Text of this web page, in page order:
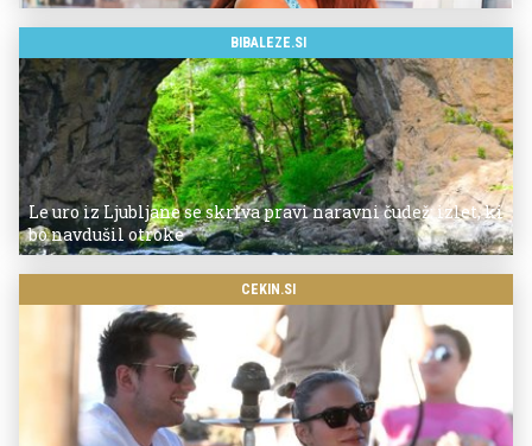
BIBALEZE.SI
Le uro iz Ljubljane se skriva pravi naravni čudež: izlet, ki
bo navdušil otroke
CEKIN.SI